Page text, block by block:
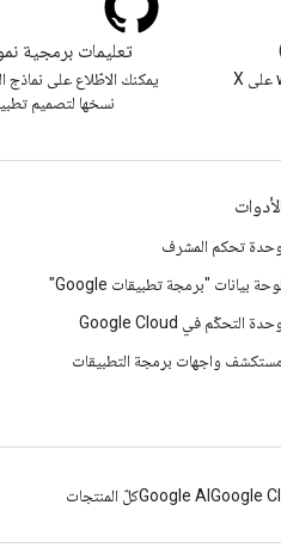
متابعة @workspacedevs على X
تعليمات برمجية
يمكنك الاطّلاع على نماذج
نسخها لتصميم
الأدوات
وحدة تحكم المشرف
لوحة بيانات "برمجة تطبيقات Google"
وحدة التحكّم في Google Cloud
مستكشف واجهات برمجة التطبيقات
Google
Google AIكلّ المنتجات